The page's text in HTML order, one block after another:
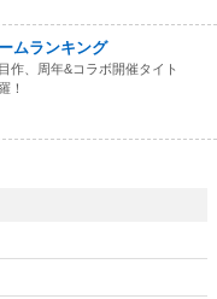
ムランキング
作、周年&コラボ開催タイト
！